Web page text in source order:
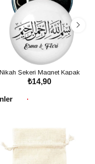
Nikah Şekeri Magnet Kapak
Bismillahirrahmanirrahim
₺14,90